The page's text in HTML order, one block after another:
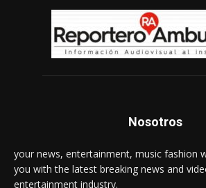
Nosotros
your news, entertainment, music fashion
you with the latest breaking news and
entertainment industry.